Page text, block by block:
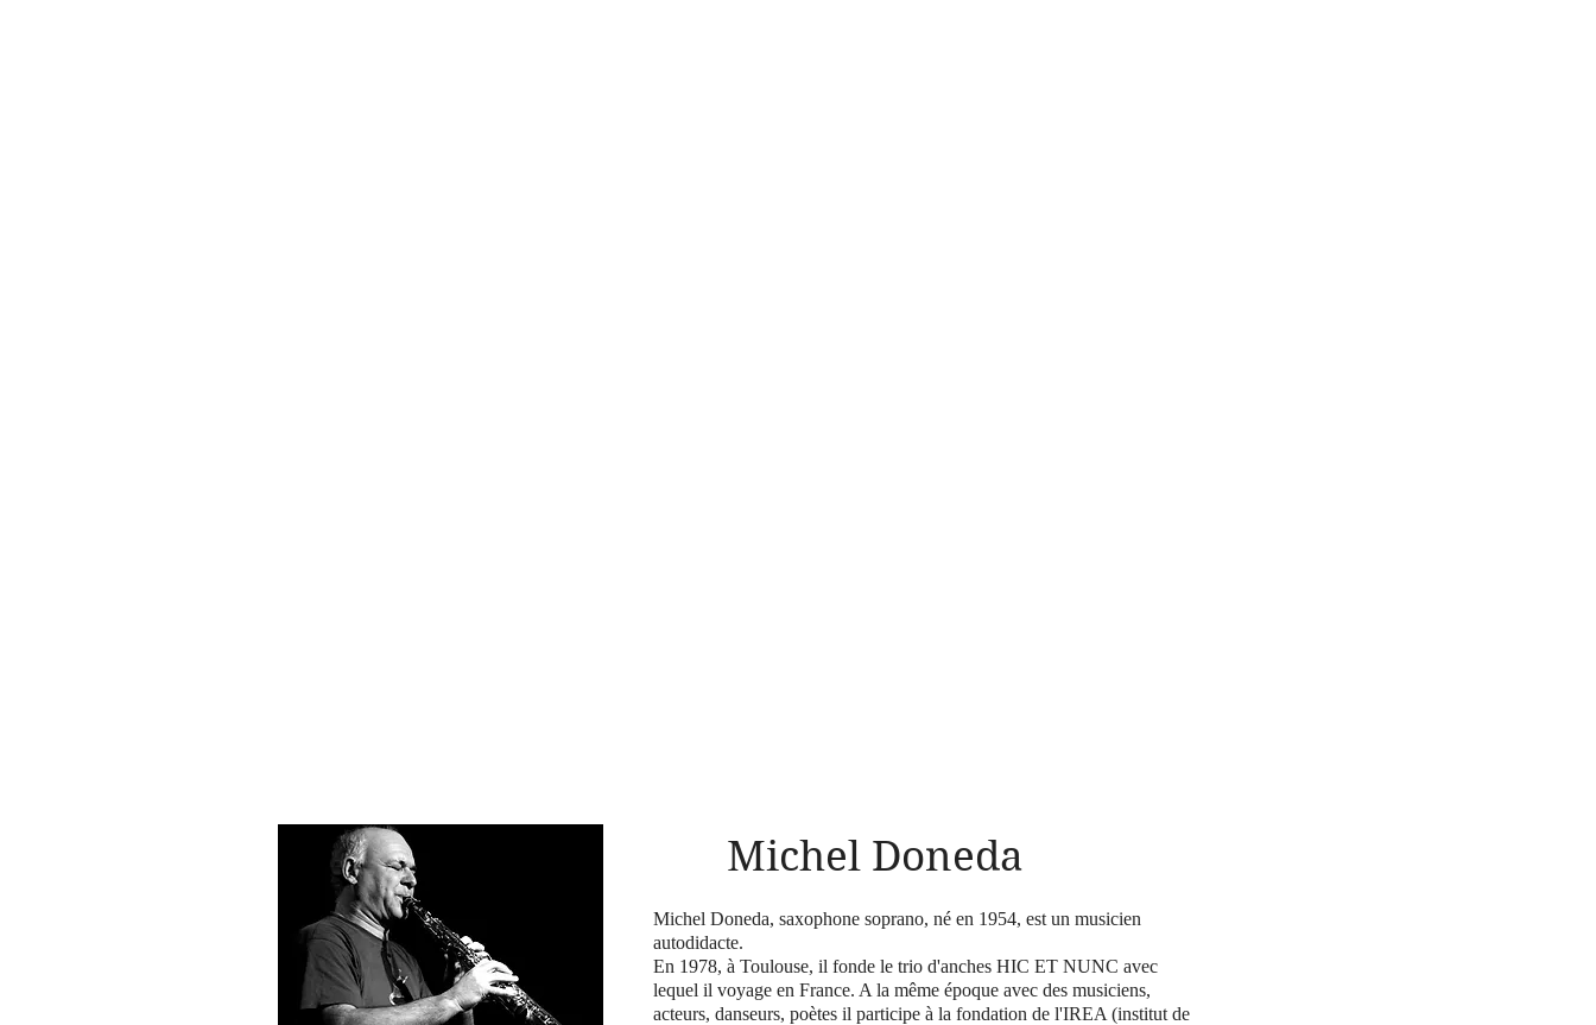
Michel Doneda
Michel Doneda, saxophone soprano, né en 1954, est un musicien
autodidacte.
En 1978, à Toulouse, il fonde le trio d'anches HIC ET NUNC avec
lequel il voyage en France. A la même époque avec des musiciens,
acteurs, danseurs, poètes il participe à la fondation de l'IREA (institut de